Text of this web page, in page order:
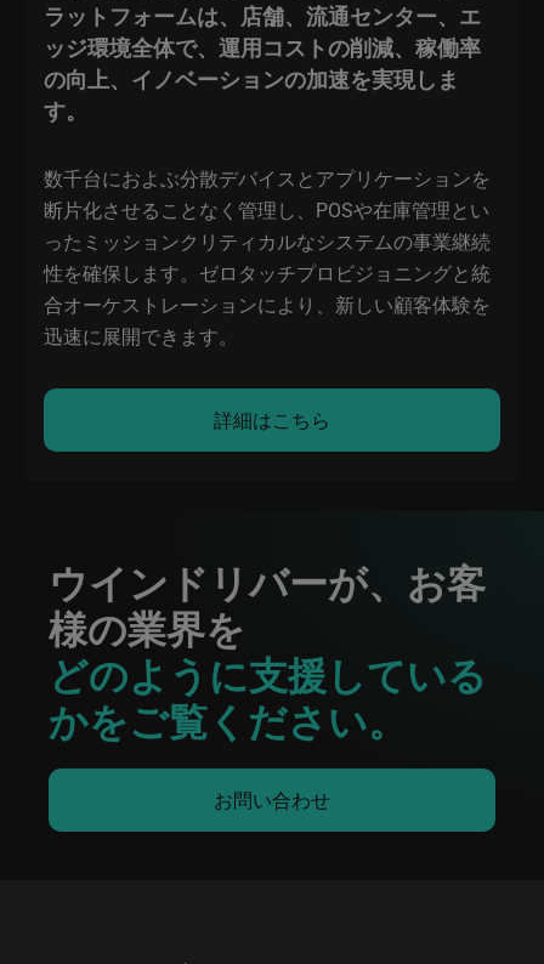
ラットフォームは、店舗、流通センター、エ
ッジ環境全体で、運用コストの削減、稼働率
の向上、イノベーションの加速を実現しま
す。
数千台におよぶ分散デバイスとアプリケーションを
断片化させることなく管理し、POSや在庫管理とい
ったミッションクリティカルなシステムの事業継続
性を確保します。ゼロタッチプロビジョニングと統
合オーケストレーションにより、新しい顧客体験を
迅速に展開できます。
詳細はこちら
ウインドリバーが、お客
様の業界を
どのように支援している
かをご覧ください。
お問い合わせ